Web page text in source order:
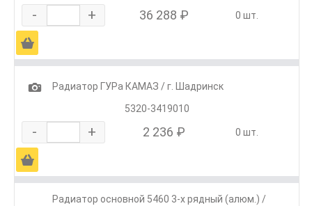
- + 36 288 ₽ 0 шт.
Ä
1
Радиатор ГУРа КАМАЗ / г. Шадринск
5320-3419010
- + 2 236 ₽ 0 шт.
Ä
Радиатор основной 5460 3-х рядный (алюм.) /